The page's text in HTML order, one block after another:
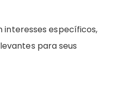
interesses específicos,
para seus